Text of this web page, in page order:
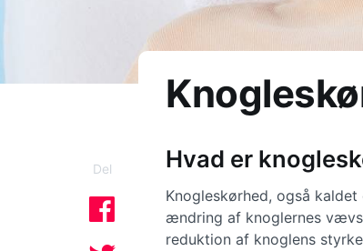
Del Hvad er
Knogleskørhed, også
ændring af knoglernes
reduktion af knoglens